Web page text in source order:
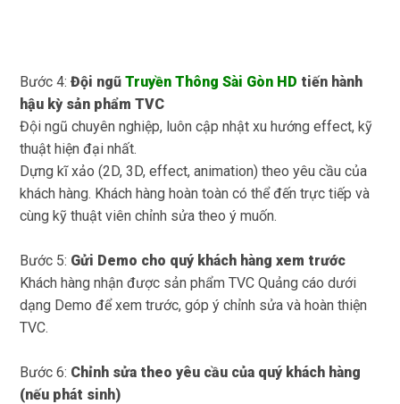
Bước 4:Đội ngũTruyền Thông Sài Gòn HD tiến hành
hậu kỳ sản phẩm TVC
Đội ngũ chuyên nghiệp, luôn cập nhật xu hướng effect, kỹ
thuật hiện đại nhất.
Dựng kĩ xảo (2D, 3D, effect, animation) theo yêu cầu của
khách hàng. Khách hàng hoàn toàn có thể đến trực tiếp và
cùng kỹ thuật viên chỉnh sửa theo ý muốn.
Bước 5: Gửi Demo cho quý khách hàng xem trước
Khách hàng nhận được sản phẩm TVC Quảng cáo dưới
dạng Demo để xem trước, góp ý chỉnh sửa và hoàn thiện
TVC.
Bước 6: Chỉnh sửa theo yêu cầu của quý khách hàng
(nếu phát sinh)